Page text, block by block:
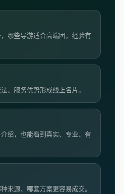
哪些导游适合高端团，经验有
、服务优势形成线上名片。
绍，也能看到真实、专业、有
来源、哪套方案更容易成交。